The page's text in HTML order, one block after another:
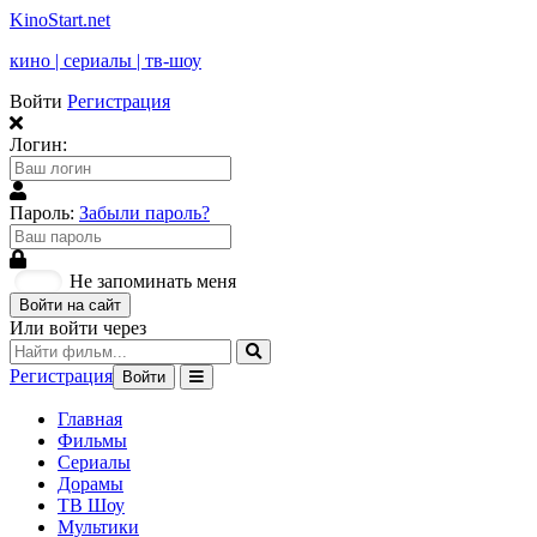
KinoStart.net
кино | сериалы | тв-шоу
Войти Регистрация
Логин:
Пароль: Забыли пароль?
Не запоминать меня
Войти на сайт
Или войти через
Регистрация Войти
Главная
Фильмы
Сериалы
Дорамы
ТВ Шоу
Мультики